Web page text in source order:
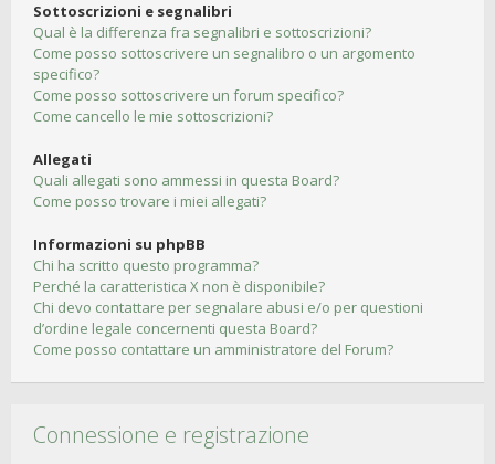
Sottoscrizioni e segnalibri
Qual è la differenza fra segnalibri e sottoscrizioni?
Come posso sottoscrivere un segnalibro o un argomento
specifico?
Come posso sottoscrivere un forum specifico?
Come cancello le mie sottoscrizioni?
Allegati
Quali allegati sono ammessi in questa Board?
Come posso trovare i miei allegati?
Informazioni su phpBB
Chi ha scritto questo programma?
Perché la caratteristica X non è disponibile?
Chi devo contattare per segnalare abusi e/o per questioni
d’ordine legale concernenti questa Board?
Come posso contattare un amministratore del Forum?
Connessione e registrazione